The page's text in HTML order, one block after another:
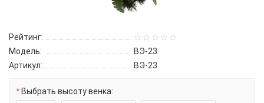
Рейтинг:
Модель:
ВЭ-23
Артикул:
ВЭ-23
Выбрать высоту венка: